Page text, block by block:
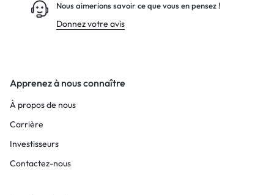
Nous aimerions savoir ce que vous en pensez !
Donnez votre avis
Apprenez à nous connaître
À propos de nous
Carrière
Investisseurs
Contactez-nous